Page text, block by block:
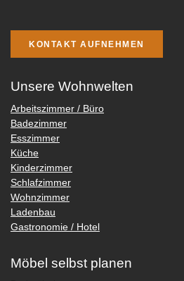
KONTAKT AUFNEHMEN
Unsere Wohnwelten
Arbeitszimmer / Büro
Badezimmer
Esszimmer
Küche
Kinderzimmer
Schlafzimmer
Wohnzimmer
Ladenbau
Gastronomie / Hotel
Möbel selbst planen